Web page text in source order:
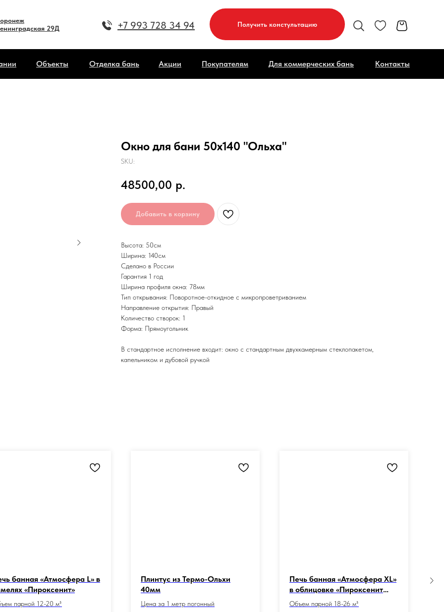
29Д
+7 993 728 34 94
Объекты Отделка бань Акции Покупателям Для коммерческих бань Контакты
Получить констультацию
Окно для бани 50х140 "Ольха"
SKU:
48500,00 р.
Добавить в корзину
Высота: 50см
Ширина: 140см
Сделано в России
Гарантия 1 год
Ширина профиля окна: 78мм
Тип открывания: Поворотное-откидное с микропроветриванием
Направление открытия: Правый
Количество створок: 1
Форма: Прямоугольник
В стандартное исполнение входит: окно с стандартным двухкамерным стеклопакетом,
капельником и дубовой ручкой
банная «Атмосфера L» в
«Пироксенит»
парной 12-20 м³
Плинтус из Термо-Ольхи
40мм
Цена за 1 метр погонный
Печь банная «Атмосфера XL»
в облицовке «Пироксенит
ЭЛИТ»
Объем парной 18-26 м³